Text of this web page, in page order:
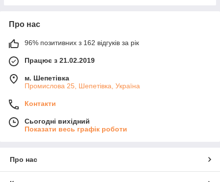
Про нас
96% позитивних з 162 відгуків за рік
Працює з 21.02.2019
м. Шепетівка
Промислова 25, Шепетівка, Україна
Контакти
Сьогодні вихідний
Показати весь графік роботи
Про нас